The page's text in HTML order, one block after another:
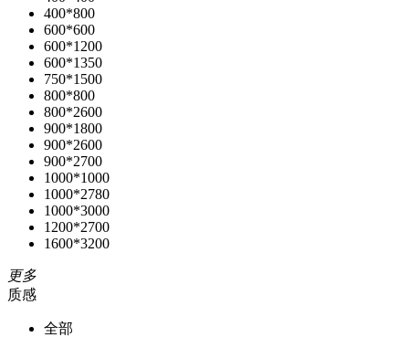
400*800
600*600
600*1200
600*1350
750*1500
800*800
800*2600
900*1800
900*2600
900*2700
1000*1000
1000*2780
1000*3000
1200*2700
1600*3200
更多
质感
全部